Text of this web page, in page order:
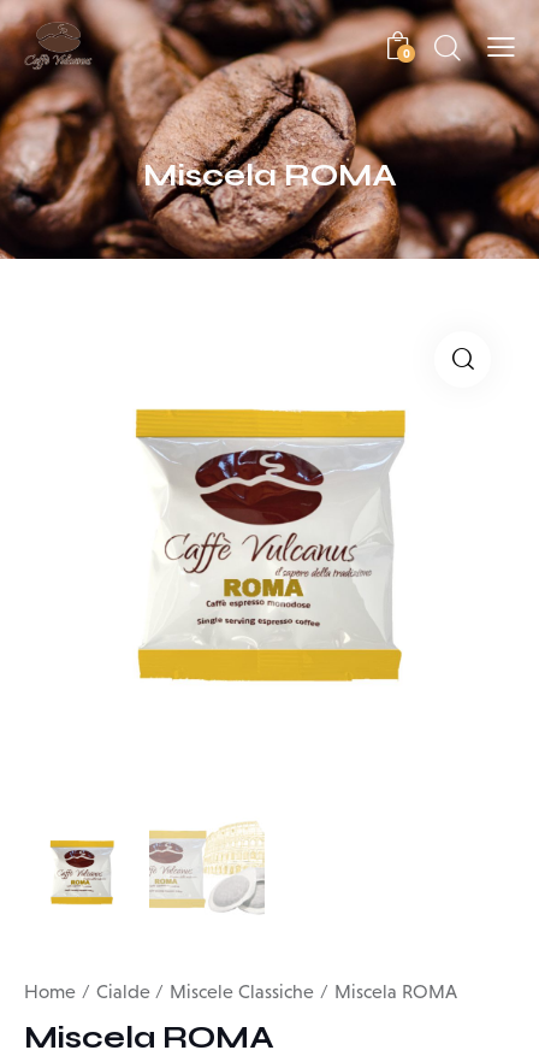
0
Miscela ROMA
Home Cialde Miscele Classiche Miscela ROMA
Miscela ROMA